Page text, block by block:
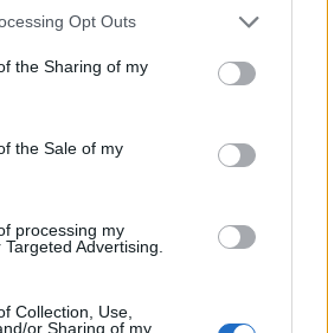
Opt Outs
the Sharing of my
the Sale of my
processing my
Advertising.
Collection, Use,
or Sharing of my
δημόσιας ζωής
θεσμός, σχεδόν πλήρως
και ανυπόληπτη
συμφέροντα
απαισιοδοξία και να
του αναγνώστη.